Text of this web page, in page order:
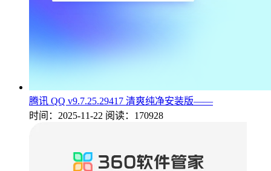
腾讯 QQ v9.7.25.29417 清爽纯净安装版——
时间：2025-11-22 阅读：170928